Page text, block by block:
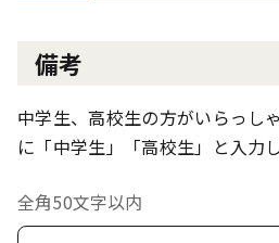
備考
中学生、高校生の方がいらっし
に「中学生」「高校生」と入力
全角50文字以内